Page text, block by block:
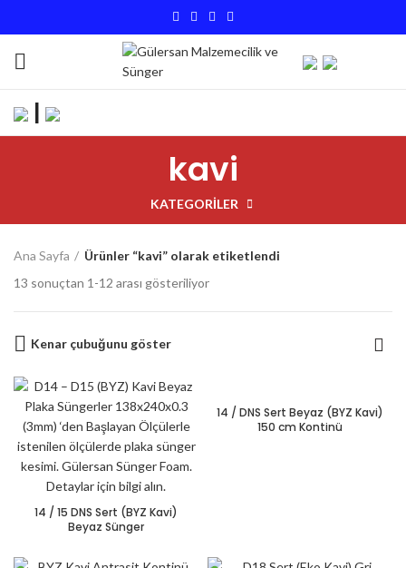
|
kavi
KATEGORILER
Ana Sayfa
Ürünler “kavi” olarak etiketlendi
13 sonuçtan 1-12 arası gösteriliyor
Kenar çubuğunu göster
14 / 15 DNS Sert (BYZ Kavi)
Beyaz Sünger
14 / DNS Sert Beyaz (BYZ Kavi)
150 cm Kontinü